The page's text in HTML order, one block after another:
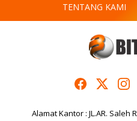
TENTANG KAMI
Alamat Kantor : JL.AR. Saleh